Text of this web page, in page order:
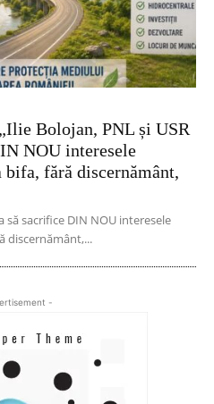
Bolojan, PNL și USR
NOU interesele
fără discernământ,
să sacrifice DIN NOU interesele
discernământ,...
-